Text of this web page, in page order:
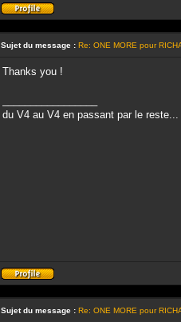
Profil
Sujet du message : Re: ONE MORE pour
Thanks you !
du V4 au V4 en passant par le reste...
Profil
Sujet du message : Re: ONE MORE pour